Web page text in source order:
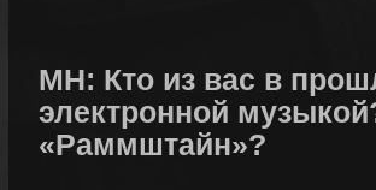
МН: Кто из вас в
электронной
«Раммштайн»?